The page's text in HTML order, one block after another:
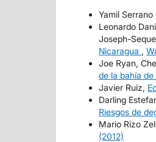
Yamil Serrano
Leonardo
Joseph-
Nicaragua ,
Joe Ryan,
de la bahía
Javier Ruiz,
Darling
Riesgos de
Mario Rizo
(2012)